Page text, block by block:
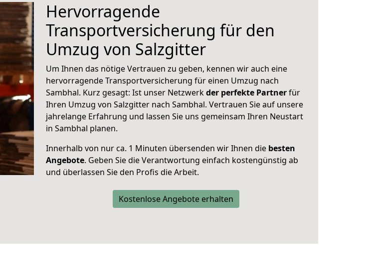
Hervorragende
Transportversicherung für den
Umzug von Salzgitter
Um Ihnen das nötige Vertrauen zu geben, kennen wir auch eine
hervorragende Transportversicherung für einen Umzug nach
Sambhal. Kurz gesagt: Ist unser Netzwerkder perfekte Partnerfür
Ihren Umzug von Salzgitter nach Sambhal. Vertrauen Sie auf unsere
jahrelange Erfahrung und lassen Sie uns gemeinsam Ihren Neustart
in Sambhal planen.
Innerhalb von nur ca. 1 Minuten übersenden wir Ihnen die besten
Angebote. Geben Sie die Verantwortung einfach kostengünstig ab
und überlassen Sie den Profis die Arbeit.
Kostenlose Angebote erhalten